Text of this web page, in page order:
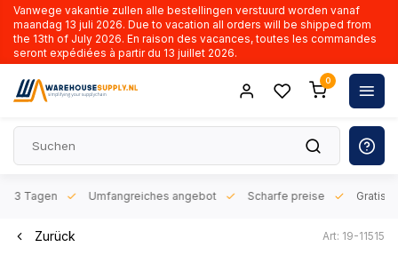
Vanwege vakantie zullen alle bestellingen verstuurd worden vanaf
maandag 13 juli 2026. Due to vacation all orders will be shipped from
the 13th of July 2026. En raison des vacances, toutes les commandes
seront expédiées à partir du 13 juillet 2026.
0
3 Tagen Umfangreiches angebot Scharfe preise Gratis
Zurück Art: 19-11515